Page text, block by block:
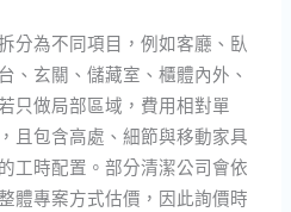
分為不同項目，例如客廳、臥
、玄關、儲藏室、櫃體內外、
只做局部區域，費用相對單
且包含高處、細節與移動家具
工時配置。部分清潔公司會依
體專案方式估價，因此詢價時